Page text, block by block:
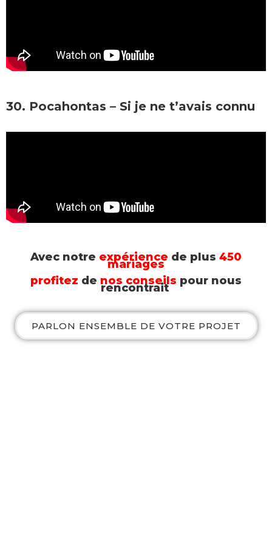
30. Pocahontas – Si je ne t’avais connu
Avec notre expérience de plus 450
mariages
profitez de nos conseils pour nous
rencontrait
PARLON ENSEMBLE DE VOTRE PROJET